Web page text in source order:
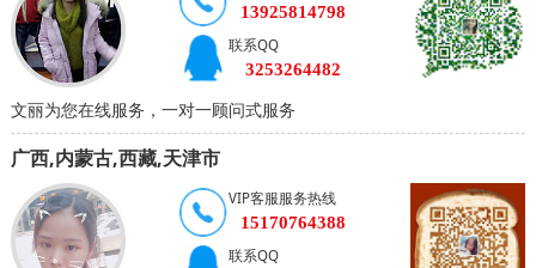
13925814798
联系QQ
3253264482
文丽为您在线服务，一对一顾问式服务
广西,内蒙古,西藏,天津市
VIP客服服务热线
15170764388
联系QQ